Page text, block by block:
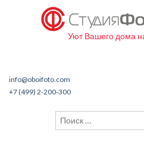
Уют Вашего дома
info@oboifoto.com
+7 (499) 2-200-300